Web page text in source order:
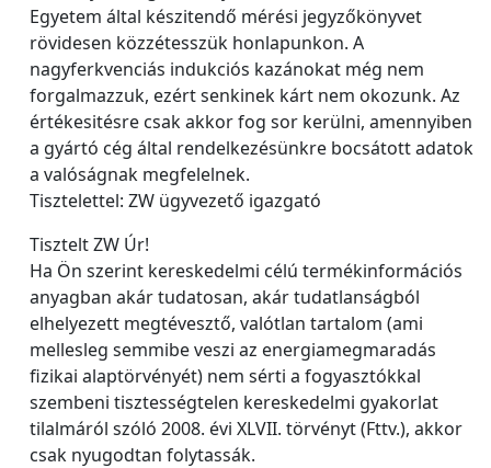
Egyetem által készitendő mérési jegyzőkönyvet
rövidesen közzétesszük honlapunkon. A
nagyferkvenciás indukciós kazánokat még nem
forgalmazzuk, ezért senkinek kárt nem okozunk. Az
értékesitésre csak akkor fog sor kerülni, amennyiben
a gyártó cég által rendelkezésünkre bocsátott adatok
a valóságnak megfelelnek.
Tisztelettel: ZW ügyvezető igazgató
Tisztelt ZW Úr!
Ha Ön szerint kereskedelmi célú termékinformációs
anyagban akár tudatosan, akár tudatlanságból
elhelyezett megtévesztő, valótlan tartalom (ami
mellesleg semmibe veszi az energiamegmaradás
fizikai alaptörvényét) nem sérti a fogyasztókkal
szembeni tisztességtelen kereskedelmi gyakorlat
tilalmáról szóló 2008. évi XLVII. törvényt (Fttv.), akkor
csak nyugodtan folytassák.